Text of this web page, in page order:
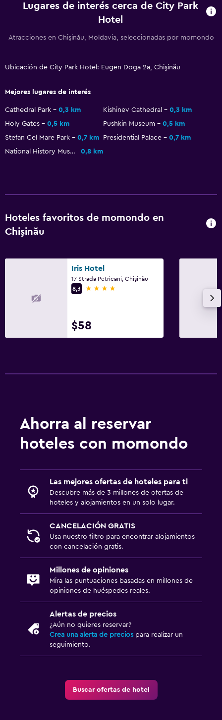
Baño
Aseo
Papel higiénico
Albornoz
Baño privado
Botiquín de primeros auxilios
Cámaras CCTV en zonas comunes
Cámaras CCTV en el exterior
Caja fuerte
Sistema de entretenimiento
TV de pantalla plana
TV por cable o vía satélite
Enchufe cerca de la cama
Despertador
Minibar
Mesa de comedor
Estacionamiento y transporte
Estacionamiento
Traslado al aeropuerto (con cargos)
Estacionamiento privado
Lugares de interés cerca de City Park
Hotel
Atracciones en Chişinău, Moldavia, seleccionadas por momondo
Ubicación de City Park Hotel: Eugen Doga 2a, Chişinău
Mejores lugares de interés
Cathedral Park 0,3 km Kishinev Cathedral
0,3 km
Holy Gates
0,5 km Pushkin Museum
0,5 km
Stefan Cel Mare Park
0,7 km Presidential Palace
0,7 km
National History Museum
0,8 km
Hoteles favoritos de momondo en
Chişinău
Iris Hotel
17 Strada Petricani, Chişinău
8,3
4 estrellas
$58
Ahorra al reservar
hoteles con momondo
Las mejores ofertas de hoteles para ti
Descubre más de 3 millones de ofertas de
hoteles y alojamientos en un solo lugar.
CANCELACIÓN GRATIS
Usa nuestro filtro para encontrar alojamientos
con cancelación gratis.
Millones de opiniones
Mira las puntuaciones basadas en millones de
opiniones de huéspedes reales.
Alertas de precios
¿Aún no quieres reservar?
Crea una alerta de precios para realizar un
seguimiento.
Buscar ofertas de hotel